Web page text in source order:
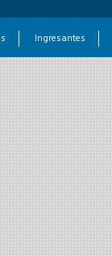
Ingresantes